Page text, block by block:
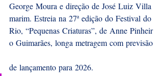
George Moura e direção de José Luiz Villa
marim. Estreia na 27ª edição do Festival do
Rio, “Pequenas Criaturas”, de Anne Pinheir
o Guimarães, longa metragem com previsão
de lançamento para 2026.